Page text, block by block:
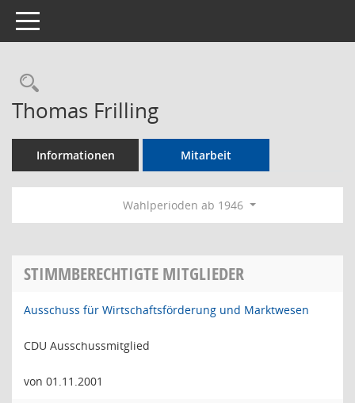
Toggle navigation
Rechercheauswahl
Thomas Frilling
Informationen Mitarbeit
Wahlperioden ab 1946
STIMMBERECHTIGTE MITGLIEDER
Ausschuss für Wirtschaftsförderung und Marktwesen
CDU Ausschussmitglied
von 01.11.2001